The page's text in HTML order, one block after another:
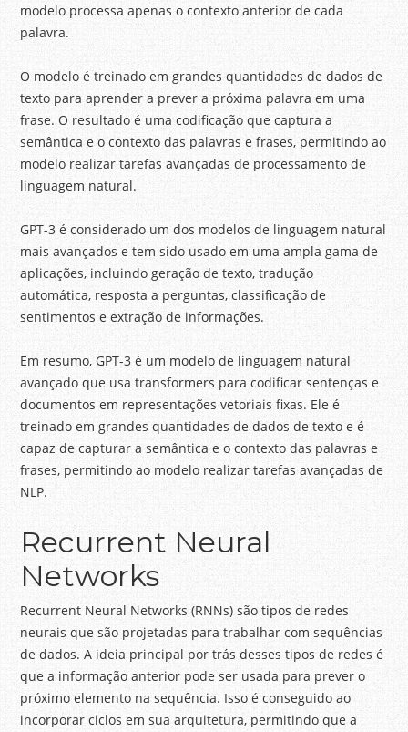
modelo processa apenas o contexto anterior de cada
palavra.
O modelo é treinado em grandes quantidades de dados de
texto para aprender a prever a próxima palavra em uma
frase. O resultado é uma codificação que captura a
semântica e o contexto das palavras e frases, permitindo ao
modelo realizar tarefas avançadas de processamento de
linguagem natural.
GPT-3 é considerado um dos modelos de linguagem natural
mais avançados e tem sido usado em uma ampla gama de
aplicações, incluindo geração de texto, tradução
automática, resposta a perguntas, classificação de
sentimentos e extração de informações.
Em resumo, GPT-3 é um modelo de linguagem natural
avançado que usa transformers para codificar sentenças e
documentos em representações vetoriais fixas. Ele é
treinado em grandes quantidades de dados de texto e é
capaz de capturar a semântica e o contexto das palavras e
frases, permitindo ao modelo realizar tarefas avançadas de
NLP.
Recurrent Neural
Networks
Recurrent Neural Networks (RNNs) são tipos de redes
neurais que são projetadas para trabalhar com sequências
de dados. A ideia principal por trás desses tipos de redes é
que a informação anterior pode ser usada para prever o
próximo elemento na sequência. Isso é conseguido ao
incorporar ciclos em sua arquitetura, permitindo que a